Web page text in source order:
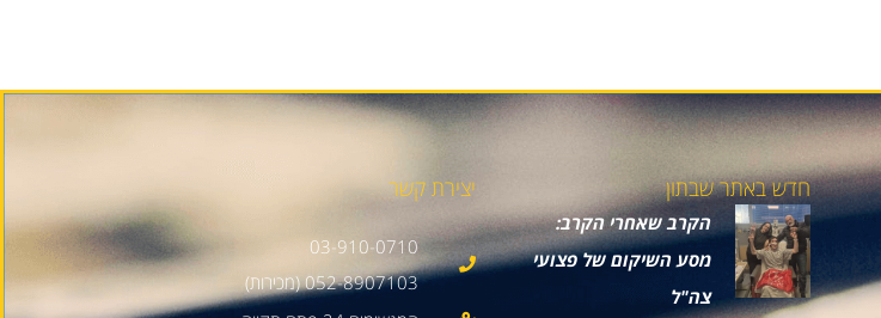
חדש באתר שבתון
הקרב שאחרי הקרב:
מסע השיקום של פצועי
צה"ל
יצירת קשר
03-910-0710
052-8907103 (מכירות)